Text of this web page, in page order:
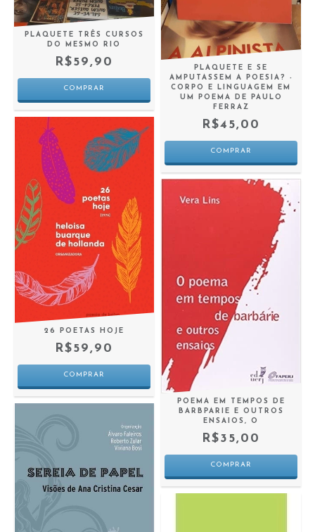
PLAQUETE TRÊS CURSOS
DO MESMO RIO
R$59,90
PLAQUETE E SE
AMPUTASSEM A POESIA? -
CORPO E LINGUAGEM EM
UM POEMA DE PAULO
FERRAZ
R$45,00
26 POETAS HOJE
R$59,90
POEMA EM TEMPOS DE
BARBPARIE E OUTROS
ENSAIOS, O
R$35,00